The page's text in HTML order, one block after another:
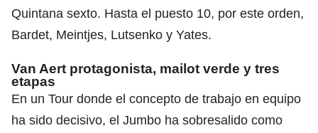
Quintana sexto. Hasta el puesto 10, por este orden,
Bardet, Meintjes, Lutsenko y Yates.
Van Aert protagonista, mailot verde y tres
etapas
En un Tour donde el concepto de trabajo en equipo
ha sido decisivo, el Jumbo ha sobresalido como